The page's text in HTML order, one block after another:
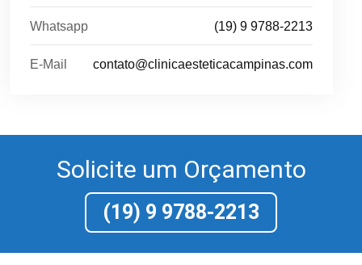
Whatsapp (19) 9 9788-2213
E-Mail contato@clinicaesteticacampinas.com
Solicite um Orçamento
(19) 9 9788-2213